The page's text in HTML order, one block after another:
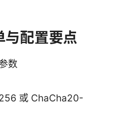
与配置要点
数
或 ChaCha20-